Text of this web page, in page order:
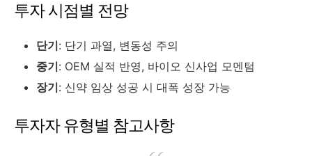
투자 시점별 전망
단기: 단기 과열, 변동성 주의
중기: OEM 실적 반영, 바이오 신사업 모멘텀
장기: 신약 임상 성공 시 대폭 성장 가능
투자자 유형별 참고사항